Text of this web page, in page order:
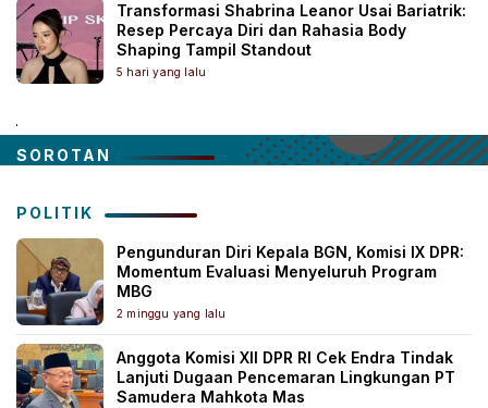
Transformasi Shabrina Leanor Usai Bariatrik:
Resep Percaya Diri dan Rahasia Body
Shaping Tampil Standout
5 hari yang lalu
.
SOROTAN
POLITIK
Pengunduran Diri Kepala BGN, Komisi IX DPR:
Momentum Evaluasi Menyeluruh Program
MBG
2 minggu yang lalu
Anggota Komisi XII DPR RI Cek Endra Tindak
Lanjuti Dugaan Pencemaran Lingkungan PT
Samudera Mahkota Mas